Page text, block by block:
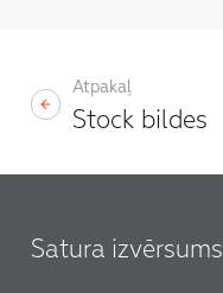
Atpakaļ
Stock bildes
Satura izvērsums